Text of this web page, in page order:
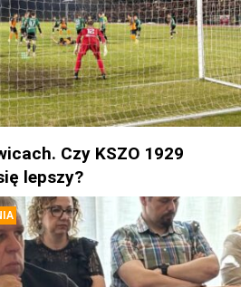
Czy KSZO 1929
lepszy?